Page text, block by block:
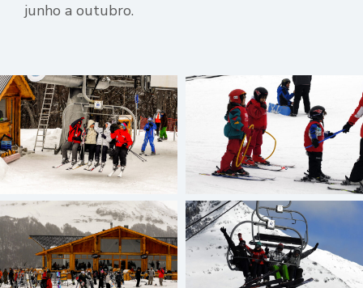
junho a outubro.